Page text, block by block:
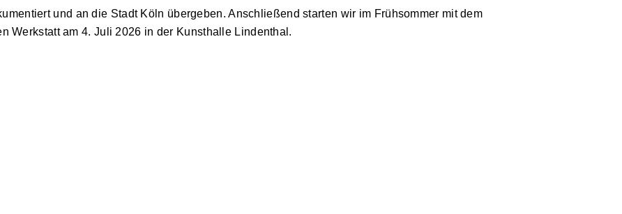
und an die Stadt Köln übergeben. Anschließend starten wir im Frühsommer mit dem
Werkstatt am 4. Juli 2026 in der Kunsthalle Lindenthal.